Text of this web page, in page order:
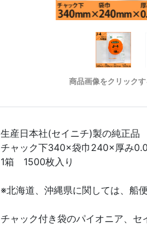
商品画像をクリック
生産日本社(セイニチ)製の純正
チャック下340×袋巾240×厚み
1箱 1500枚入り
※北海道、沖縄県に関しては、船
チャック付き袋のパイオニア、セ